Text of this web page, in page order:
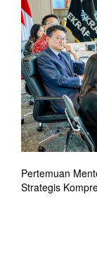
Pertemuan
Strategis